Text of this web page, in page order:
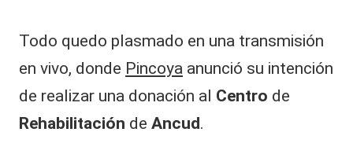
s
|
L
a
Todo quedo plasmado en una transmisión
en vivo, donde Pincoya anunció su intención
de realizar una donación al Centro de
Rehabilitación de Ancud.